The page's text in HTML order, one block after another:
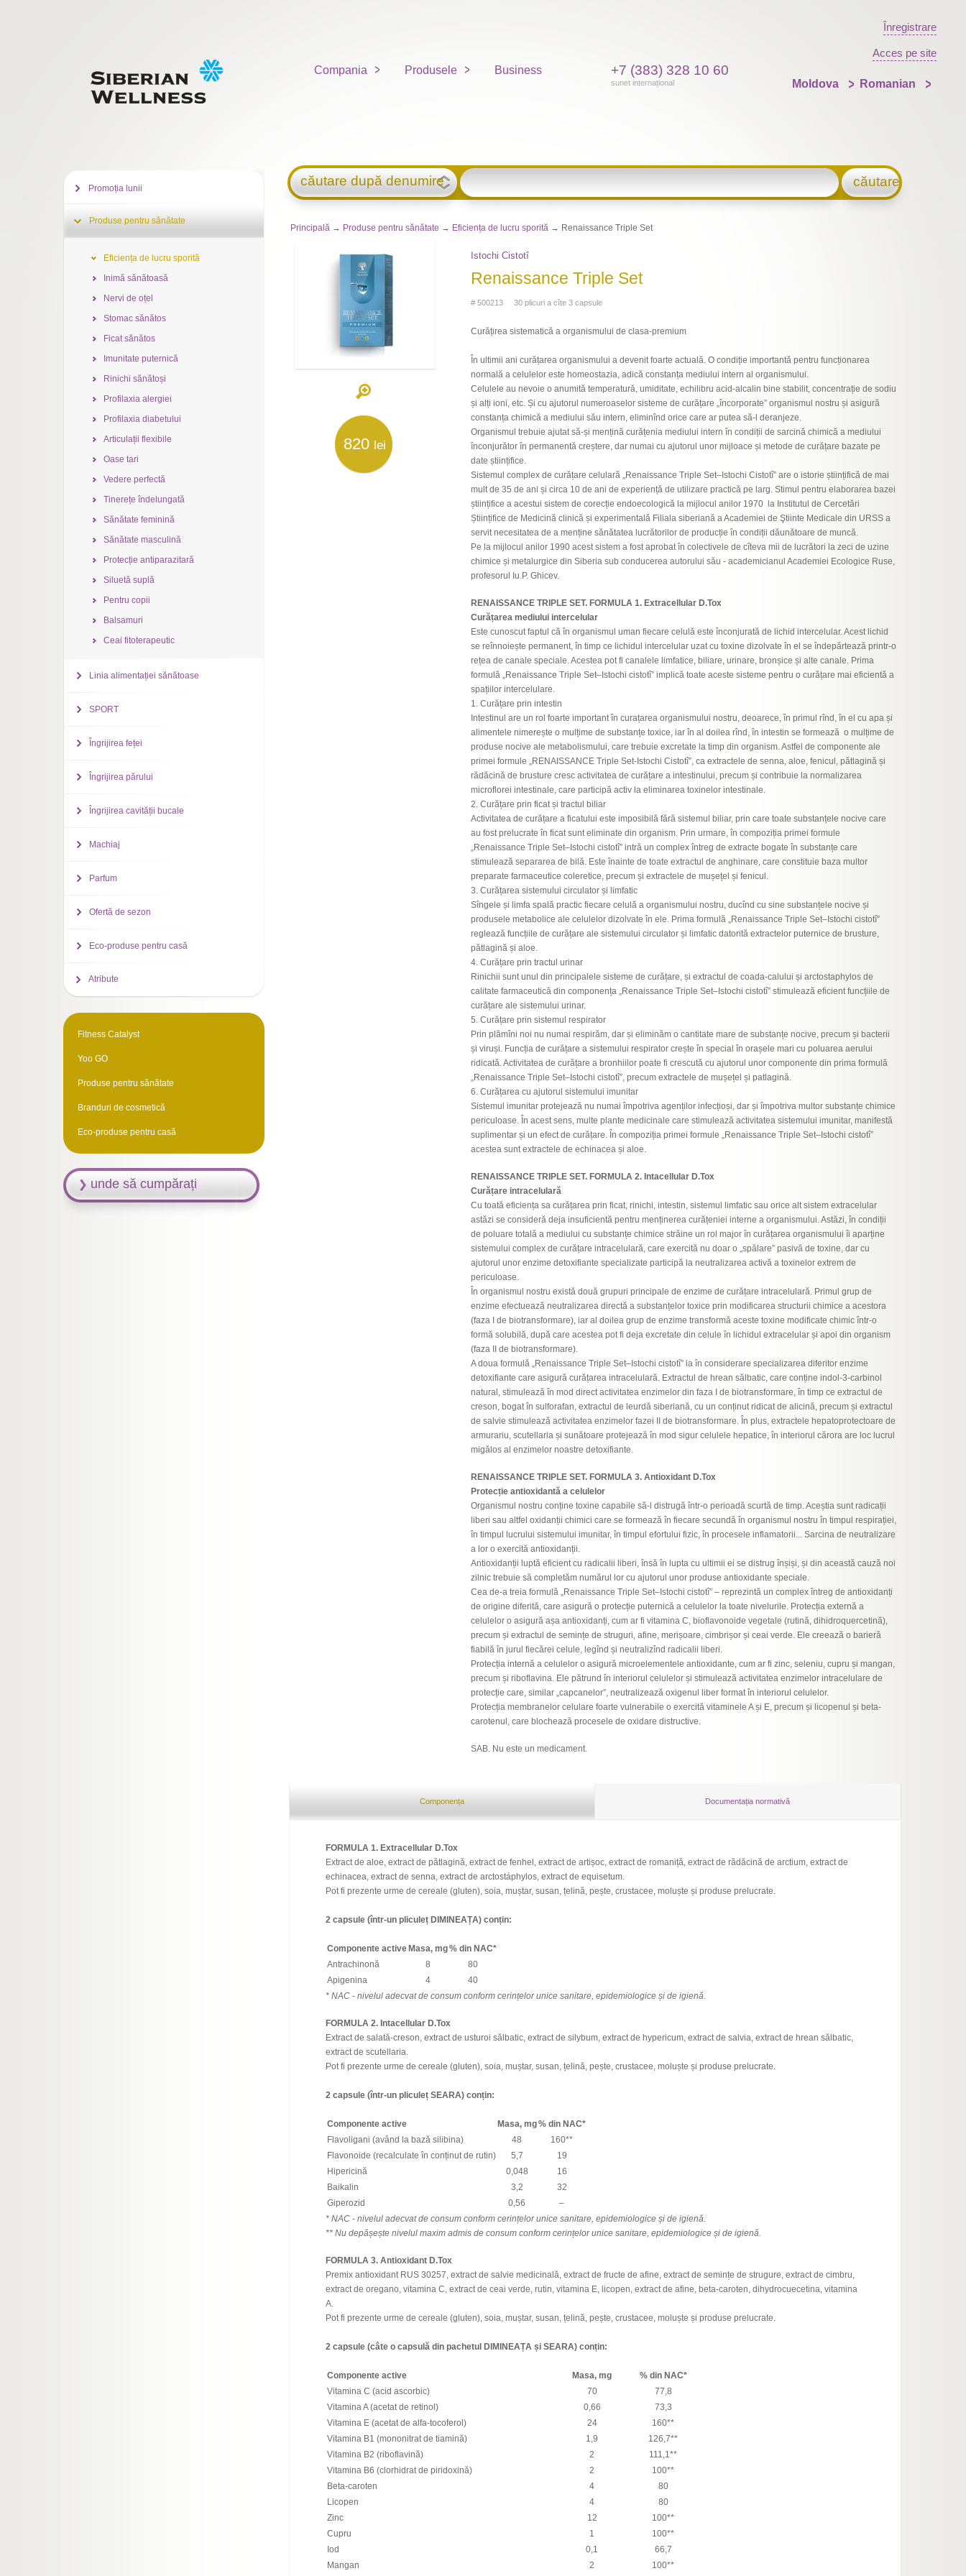
Compania Produsele Business +7 (383) 328 10 60
sunet internațional
Înregistrare
Acces pe site
Moldova Romanian
căutare după denumire căutare
Principală → Produse pentru sănătate → Eficiența de lucru sporită → Renaissance Triple Set
820 lei
Istochi Cistotî
Renaissance Triple Set
# 500213 30 plicuri a cîte 3 capsule
Curățirea sistematică a organismului de clasa-premium
În ultimii ani curățarea organismului a devenit foarte actuală. O condiție importantă pentru funcționarea
normală a celulelor este homeostazia, adică constanța mediului intern al organismului.
Celulele au nevoie o anumită temperatură, umiditate, echilibru acid-alcalin bine stabilit, concentrație de sodiu
și alți ioni, etc. Și cu ajutorul numeroaselor sisteme de curățare „încorporate” organismul nostru și asigură
constanța chimică a mediului său intern, eliminînd orice care ar putea să-l deranjeze.
Organismul trebuie ajutat să-și mențină curățenia mediului intern în condiții de sarcină chimică a mediului
înconjurător în permanentă creștere, dar numai cu ajutorul unor mijloace și metode de curățare bazate pe
date științifice.
Sistemul complex de curățare celulară „Renaissance Triple Set–Istochi Cistotî” are o istorie științifică de mai
mult de 35 de ani și circa 10 de ani de experiență de utilizare practică pe larg. Stimul pentru elaborarea bazei
științifice a acestui sistem de corecție endoecologică la mijlocul anilor 1970 la Institutul de Cercetări
Științifice de Medicină clinică și experimentală Filiala siberiană a Academiei de Ştiinte Medicale din URSS a
servit necesitatea de a menține sănătatea lucrătorilor de producție în condiții dăunătoare de muncă.
Pe la mijlocul anilor 1990 acest sistem a fost aprobat în colectivele de cîteva mii de lucrători la zeci de uzine
chimice și metalurgice din Siberia sub conducerea autorului său - academicianul Academiei Ecologice Ruse,
profesorul Iu.P. Ghicev.
RENAISSANCE TRIPLE SET. FORMULA 1. Extracellular D.Tox
Curățarea mediului intercelular
Este cunoscut faptul că în organismul uman fiecare celulă este înconjurată de lichid intercelular. Acest lichid
se reînnoiește permanent, în timp ce lichidul intercelular uzat cu toxine dizolvate în el se îndepărtează printr-o
rețea de canale speciale. Acestea pot fi canalele limfatice, biliare, urinare, bronșice și alte canale. Prima
formulă „Renaissance Triple Set–Istochi cistotî” implică toate aceste sisteme pentru o curățare mai eficientă a
spațiilor intercelulare.
1. Curățare prin intestin
Intestinul are un rol foarte important în curațarea organismului nostru, deoarece, în primul rînd, în el cu apa și
alimentele nimerește o mulțime de substanțe toxice, iar în al doilea rînd, în intestin se formează o mulțime de
produse nocive ale metabolismului, care trebuie excretate la timp din organism. Astfel de componente ale
primei formule „RENAISSANCE Triple Set-Istochi Cistotî”, ca extractele de senna, aloe, fenicul, pătlagină și
rădăcină de brusture cresc activitatea de curățare a intestinului, precum și contribuie la normalizarea
microflorei intestinale, care participă activ la eliminarea toxinelor intestinale.
2. Curățare prin ficat și tractul biliar
Activitatea de curățare a ficatului este imposibilă fără sistemul biliar, prin care toate substanțele nocive care
au fost prelucrate în ficat sunt eliminate din organism. Prin urmare, în compoziția primei formule
„Renaissance Triple Set–Istochi cistotî” intră un complex întreg de extracte bogate în substanțe care
stimulează separarea de bilă. Este înainte de toate extractul de anghinare, care constituie baza multor
preparate farmaceutice coleretice, precum și extractele de mușețel și fenicul.
3. Curățarea sistemului circulator și limfatic
Sîngele și limfa spală practic fiecare celulă a organismului nostru, ducînd cu sine substanțele nocive și
produsele metabolice ale celulelor dizolvate în ele. Prima formulă „Renaissance Triple Set–Istochi cistotî”
reglează funcțiile de curățare ale sistemului circulator și limfatic datorită extractelor puternice de brusture,
pătlagină și aloe.
4. Curățare prin tractul urinar
Rinichii sunt unul din principalele sisteme de curățare, și extractul de coada-calului și arctostaphylos de
calitate farmaceutică din componența „Renaissance Triple Set–Istochi cistotî” stimulează eficient funcțiile de
curățare ale sistemului urinar.
5. Curățare prin sistemul respirator
Prin plămîni noi nu numai respirăm, dar și eliminăm o cantitate mare de substanțe nocive, precum și bacterii
și viruși. Funcția de curățare a sistemului respirator crește în special în orașele mari cu poluarea aerului
ridicată. Activitatea de curățare a bronhiilor poate fi crescută cu ajutorul unor componente din prima formulă
„Renaissance Triple Set–Istochi cistotî”, precum extractele de mușețel și patlagină.
6. Curățarea cu ajutorul sistemului imunitar
Sistemul imunitar protejează nu numai împotriva agenților infecțioși, dar și împotriva multor substanțe chimice
periculoase. În acest sens, multe plante medicinale care stimulează activitatea sistemului imunitar, manifestă
suplimentar și un efect de curățare. În compoziția primei formule „Renaissance Triple Set–Istochi cistotî”
acestea sunt extractele de echinacea și aloe.
RENAISSANCE TRIPLE SET. FORMULA 2. Intacellular D.Tox
Curățare intracelulară
Cu toată eficiența sa curățarea prin ficat, rinichi, intestin, sistemul limfatic sau orice alt sistem extracelular
astăzi se consideră deja insuficientă pentru menținerea curățeniei interne a organismului. Astăzi, în condiții
de poluare totală a mediului cu substanțe chimice străine un rol major în curățarea organismului îi aparține
sistemului complex de curățare intracelulară, care exercită nu doar o „spălare” pasivă de toxine, dar cu
ajutorul unor enzime detoxifiante specializate participă la neutralizarea activă a toxinelor extrem de
periculoase.
În organismul nostru există două grupuri principale de enzime de curățare intracelulară. Primul grup de
enzime efectuează neutralizarea directă a substanțelor toxice prin modificarea structurii chimice a acestora
(faza I de biotransformare), iar al doilea grup de enzime transformă aceste toxine modificate chimic într-o
formă solubilă, după care acestea pot fi deja excretate din celule în lichidul extracelular și apoi din organism
(faza II de biotransformare).
A doua formulă „Renaissance Triple Set–Istochi cistotî” ia în considerare specializarea diferitor enzime
detoxifiante care asigură curățarea intracelulară. Extractul de hrean sălbatic, care conține indol-3-carbinol
natural, stimulează în mod direct activitatea enzimelor din faza I de biotransformare, în timp ce extractul de
creson, bogat în sulforafan, extractul de leurdă siberiană, cu un conținut ridicat de alicină, precum și extractul
de salvie stimulează activitatea enzimelor fazei II de biotransformare. În plus, extractele hepatoprotectoare de
armurariu, scutellaria și sunătoare protejează în mod sigur celulele hepatice, în interiorul cărora are loc lucrul
migălos al enzimelor noastre detoxifiante.
RENAISSANCE TRIPLE SET. FORMULA 3. Antioxidant D.Tox
Protecție antioxidantă a celulelor
Organismul nostru conține toxine capabile să-l distrugă într-o perioadă scurtă de timp. Aceștia sunt radicații
liberi sau altfel oxidanții chimici care se formează în fiecare secundă în organismul nostru în timpul respirației,
în timpul lucrului sistemului imunitar, în timpul efortului fizic, în procesele inflamatorii... Sarcina de neutralizare
a lor o exercită antioxidanții.
Antioxidanții luptă eficient cu radicalii liberi, însă în lupta cu ultimii ei se distrug înșiși, și din această cauză noi
zilnic trebuie să completăm numărul lor cu ajutorul unor produse antioxidante speciale.
Cea de-a treia formulă „Renaissance Triple Set–Istochi cistotî” – reprezintă un complex întreg de antioxidanți
de origine diferită, care asigură o protecție puternică a celulelor la toate nivelurile. Protecția externă a
celulelor o asigură așa antioxidanți, cum ar fi vitamina C, bioflavonoide vegetale (rutină, dihidroquercetină),
precum și extractul de semințe de struguri, afine, merișoare, cimbrișor și ceai verde. Ele creează o barieră
fiabilă în jurul fiecărei celule, legînd și neutralizînd radicalii liberi.
Protecția internă a celulelor o asigură microelementele antioxidante, cum ar fi zinc, seleniu, cupru și mangan,
precum și riboflavina. Ele pătrund în interiorul celulelor și stimulează activitatea enzimelor intracelulare de
protecție care, similar „capcanelor”, neutralizează oxigenul liber format în interiorul celulelor.
Protecția membranelor celulare foarte vulnerabile o exercită vitaminele A și E, precum și licopenul și beta-
carotenul, care blochează procesele de oxidare distructive.
SAB. Nu este un medicament.
Componența Documentația normativă
FORMULA 1. Extracellular D.Tox
Extract de aloe, extract de pătlagină, extract de fenhel, extract de artișoc, extract de romaniță, extract de rădăcină de arctium, extract de
echinacea, extract de senna, extract de arctostáphylos, extract de equisetum.
Pot fi prezente urme de cereale (gluten), soia, muștar, susan, țelină, pește, crustacee, moluște și produse prelucrate.
2 capsule (într-un pliculeț DIMINEAȚA) conțin:
Componente active Masa, mg% din NAC*
Antrachinonă
8
80
Apigenina
4
40
* NAC - nivelul adecvat de consum conform cerințelor unice sanitare, epidemiologice și de igienă.
FORMULA 2. Intacellular D.Tox
Extract de salată-creson, extract de usturoi sălbatic, extract de silybum, extract de hypericum, extract de salvia, extract de hrean sălbatic,
extract de scutellaria.
Pot fi prezente urme de cereale (gluten), soia, muștar, susan, țelină, pește, crustacee, moluște și produse prelucrate.
2 capsule (într-un pliculeț SEARA) conțin:
Componente active Masa, mg% din NAC*
Flavoligani (având la bază silibina)
48
160**
Flavonoide (recalculate în conținut de rutin)
5,7
19
Hipericină
0,048
16
Baikalin
3,2
32
Giperozid
0,56
–
* NAC - nivelul adecvat de consum conform cerințelor unice sanitare, epidemiologice și de igienă.
** Nu depășește nivelul maxim admis de consum conform cerințelor unice sanitare, epidemiologice și de igienă.
FORMULA 3. Antioxidant D.Tox
Premix antioxidant RUS 30257, extract de salvie medicinală, extract de fructe de afine, extract de semințe de strugure, extract de cimbru,
extract de oregano, vitamina C, extract de ceai verde, rutin, vitamina E, licopen, extract de afine, beta-caroten, dihydrocuecetina, vitamina
A.
Pot fi prezente urme de cereale (gluten), soia, muștar, susan, țelină, pește, crustacee, moluște și produse prelucrate.
2 capsule (câte o capsulă din pachetul DIMINEAȚA și SEARA) conțin:
Componente active Masa, mg
% din NAC*
Vitamina C (acid ascorbic)
70
77,8
Vitamina A (acetat de retinol)
0,66
73,3
Vitamina E (acetat de alfa-tocoferol)
24
160**
Vitamina B1 (mononitrat de tiamină)
1,9
126,7**
Vitamina B2 (riboflavină)
2
111,1**
Vitamina B6 (clorhidrat de piridoxină)
2
100**
Beta-caroten
4
80
Licopen
4
80
Zinc
12
100**
Cupru
1
100**
Iod
0,1
66,7
Mangan
2 100**
Promoția lunii
Produse pentru sănătate
Eficiența de lucru sporită
Inimă sănătoasă
Nervi de oțel
Stomac sănătos
Ficat sănătos
Imunitate puternică
Rinichi sănătoși
Profilaxia alergiei
Profilaxia diabetului
Articulații flexibile
Oase tari
Vedere perfectă
Tinerețe îndelungată
Sănătate feminină
Sănătate masculină
Protecție antiparazitară
Siluetă suplă
Pentru copii
Balsamuri
Ceai fitoterapeutic
Linia alimentației sănătoase
SPORT
Îngrijirea feței
Îngrijirea părului
Îngrijirea cavității bucale
Machiaj
Parfum
Ofertă de sezon
Eco-produse pentru casă
Atribute
Fitness Catalyst
Yoo GO
Produse pentru sănătate
Branduri de cosmetică
Eco-produse pentru casă
unde să cumpărați